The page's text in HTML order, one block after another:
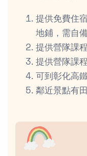
提供免費住
地鋪，需自
提供營隊課
提供營隊課
可到彰化高
鄰近景點有